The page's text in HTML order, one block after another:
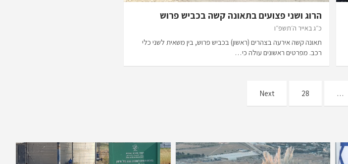
הרוג ושני פצועים בתאונה קשה בכביש פרוש
כ״ג באייר ה׳תשפ״ו
תאונה קשה אירעה בצהרים (ראשון) בכביש פרוש, בין משאית לשני כלי
רכב. מפרטים ראשונים עולה כי…
…
28
Next